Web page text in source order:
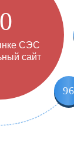
96
СЭС
сайт